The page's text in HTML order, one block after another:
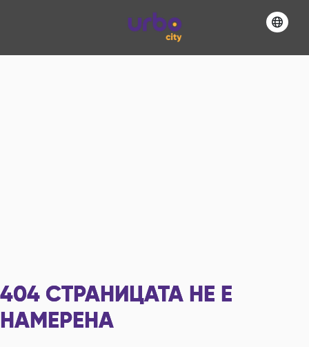
404 СТРАНИЦАТА НЕ Е
НАМЕРЕНА